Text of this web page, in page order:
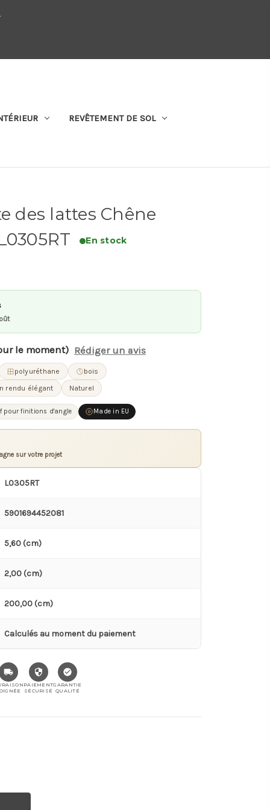
SOMMES-NOUS
REVÊTEMENT DE SOL
des lattes Chêne
En stock
le moment) Rédiger un avis
polyuréthane
bois
rendu élégant
Naturel
pour finitions d'angle Made in EU
sur votre projet
L0305RT
5901694452081
5,60 (cm)
2,00 (cm)
200,00 (cm)
Calculés au moment du paiement
PAIEMENT
SÉCURISÉ
GARANTIE
QUALITÉ